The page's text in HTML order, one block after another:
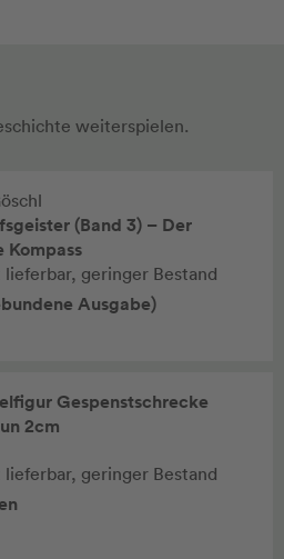
weiterspielen.
(Band 3) – Der
Kompass
lieferbar, geringer Bestand
Ausgabe)
Gespenstschrecke
2cm
lieferbar, geringer Bestand